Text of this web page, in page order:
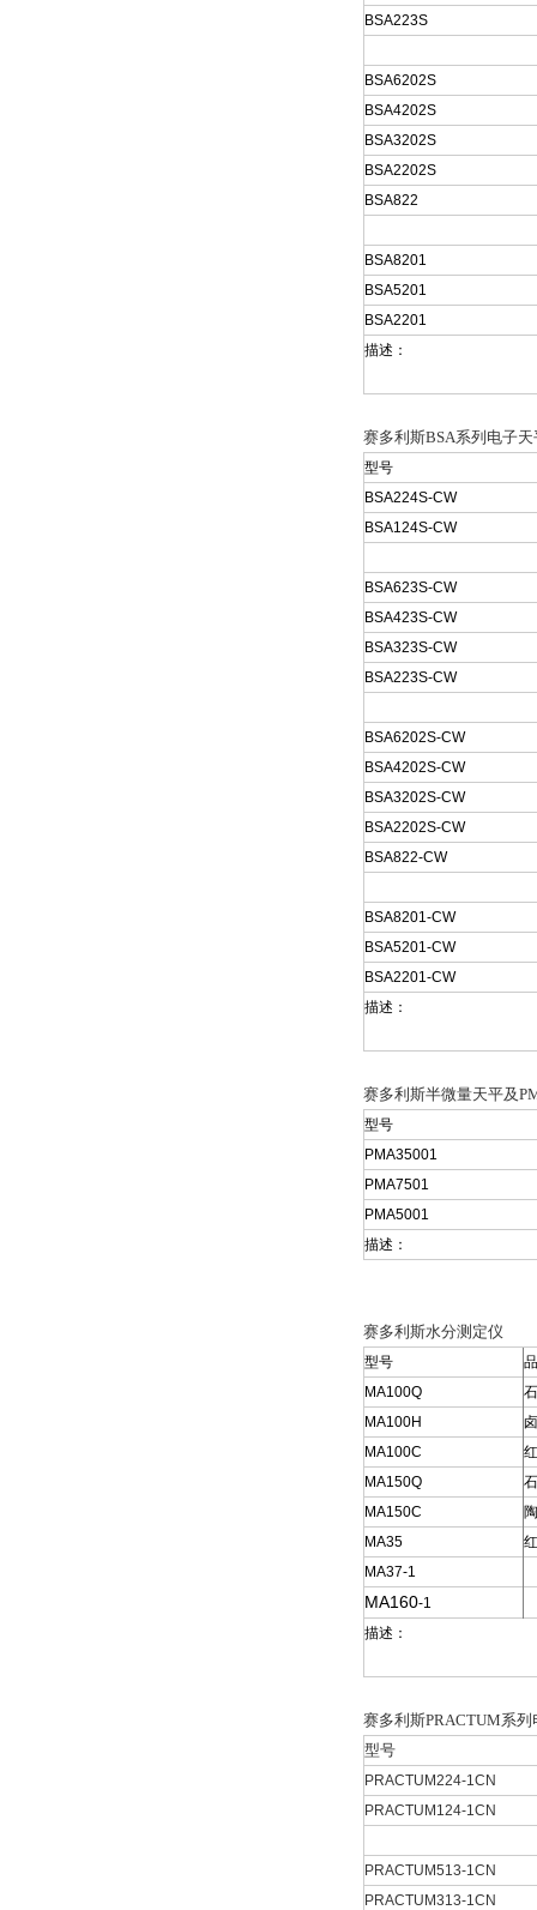
BSA223S
BSA6202S
BSA4202S
BSA3202S
BSA2202S
BSA822
BSA8201
BSA5201
BSA2201
描述：
赛多利斯BSA系列电子
型号
BSA224S-CW
BSA124S-CW
BSA623S-CW
BSA423S-CW
BSA323S-CW
BSA223S-CW
BSA6202S-CW
BSA4202S-CW
BSA3202S-CW
BSA2202S-CW
BSA822-CW
BSA8201-CW
BSA5201-CW
BSA2201-CW
描述：
赛多利斯半微量天平及
型号
PMA35001
PMA7501
PMA5001
描述：
赛多利斯水分测定仪
型号
MA100Q
MA100H
MA100C
MA150Q
MA150C
MA35
MA37-1
MA160-1
描述：
赛多利斯PRACTUM系
型号
PRACTUM224-1CN
PRACTUM124-1CN
PRACTUM513-1CN
PRACTUM313-1CN